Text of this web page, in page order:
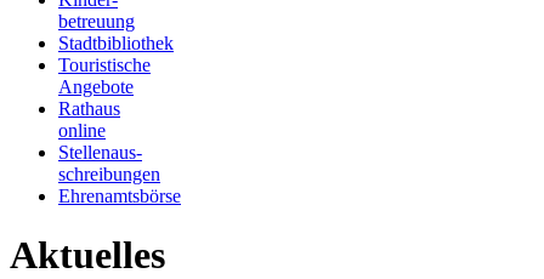
betreuung
Stadtbibliothek
Touristische
Angebote
Rathaus
online
Stellenaus-
schreibungen
Ehrenamtsbörse
Aktuelles